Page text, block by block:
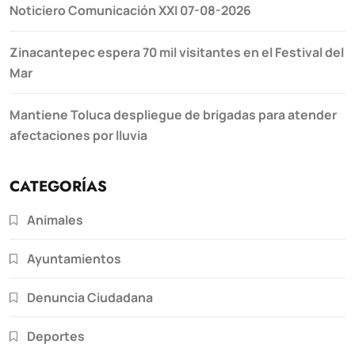
Noticiero Comunicación XXI 07-08-2026
Zinacantepec espera 70 mil visitantes en el Festival del
Mar
Mantiene Toluca despliegue de brigadas para atender
afectaciones por lluvia
CATEGORÍAS
Animales
Ayuntamientos
Denuncia Ciudadana
Deportes